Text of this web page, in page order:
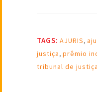
TAGS: AJURIS,
justiça, prêmio
tribunal de justiça